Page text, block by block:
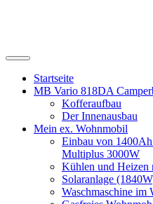
Suchfeld
ein-/ausblenden
Startseite
MB Vario 818DA
Kofferaufbau
Der Innenausbau
Mein ex. Wohnmobil
Einbau von
Multiplus 3000W
Kühlen und Heizen
Solaranlage
Waschmaschine im